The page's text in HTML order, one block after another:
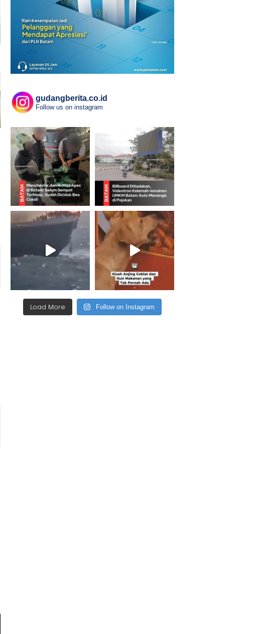
gudangberita.co.id
Follow us on instagram
Load More Follow on Instagram